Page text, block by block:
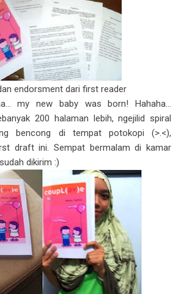
endorsment dari first reader
my new baby was born! Hahaha...
200 halaman lebih, ngejilid spiral
bencong di tempat potokopi (>.<),
draft ini. Sempat bermalam di kamar
dikirim :)